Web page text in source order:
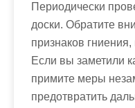
Периодически
доски. Обратите
признаков
Если вы заметили
примите меры
предотвратить